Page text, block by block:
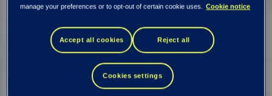
Kaikki uutiset ja tiedotteet
manage your preferences or to opt-out of certain cookie uses.
Cookie notice
Accept all cookies Reject all
Cookies settings